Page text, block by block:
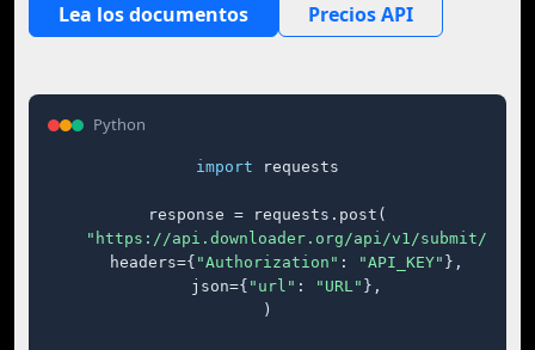
Lea los documentos Precios API
Python
import requests
response = requests.post(
"https://api.downloader.org/api/v1/submit/"
    headers={
"Authorization" : "API_KEY" },
    json={
"url" : "URL" },
)